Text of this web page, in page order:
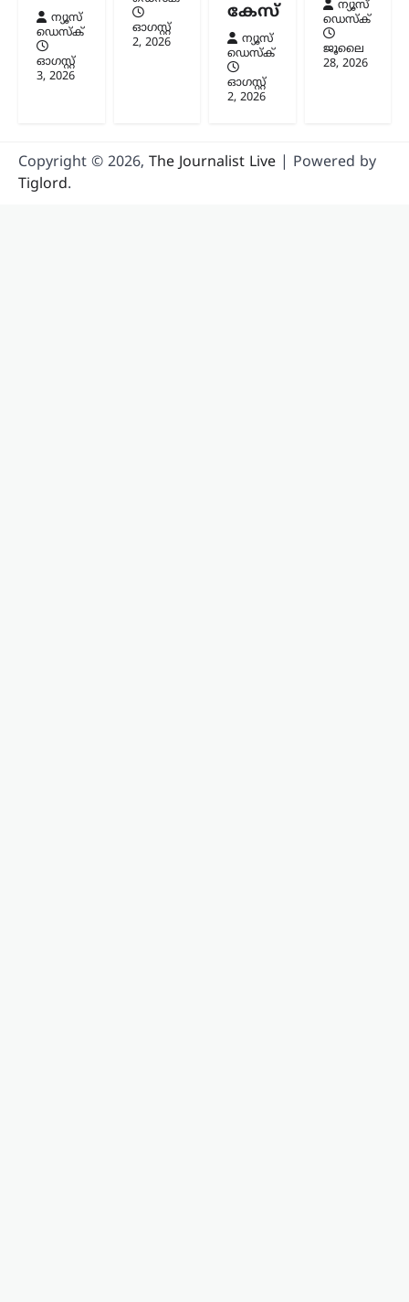
ന്യൂസ്
ഡെസ്ക്
ഓഗസ്റ്റ്‌
3, 2026
ഓഗസ്റ്റ്‌
2, 2026
കേസ്
ന്യൂസ്
ഡെസ്ക്
ഓഗസ്റ്റ്‌
2, 2026
ന്യൂസ്
ഡെസ്ക്
ജൂലൈ
28, 2026
Copyright © 2026, The Journalist Live | Powered by
Tiglord.